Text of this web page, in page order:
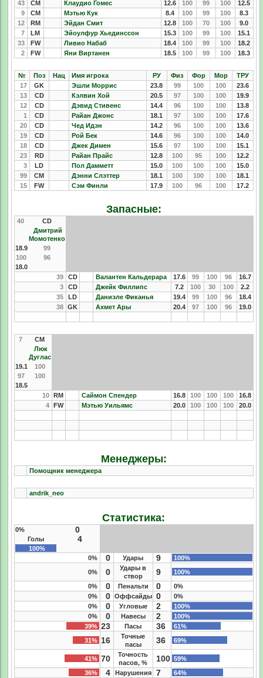
43 CM Клаудио Гомес 12.6 100 99 100
12.5
9
CM Мэтью Кук 8.4 100 99 100
8.3
12
RM Эйдан Смит 12.8 100 70 100
9.0
7
LM Эйоулфур Хьединссон 15.3 100 99 100
15.1
33
FW Ливио Набаб 18.4 100 99 100
18.2
2
FW Яни Виртанен 18.5 100 99 100 18.3
№ Поз Нац Имя игрока РУ Физ Фор Мор
ТРУ
17
GK Эшли Моррис 23.8 99 100 100
23.6
13
CD Кэлвин Хой 20.5 97 100 100
19.9
12
CD Дэвид Стивенс 14.4 96 100 100
13.8
1
CD Райан Джонс 18.1 97 100 100
17.6
20
CD Чед Идэн 14.2 96 100 100
13.6
19
CD Рой Бек 14.6 96 100 100
14.0
18
CD Джек Димен 15.6 97 100 100
15.1
23
RD Райан Прайс 12.8 100 95 100
12.2
3
LD Пол Дамметт 15.0 100 100 100
15.0
99
CM Дэнни Слэттер 18.1 100 100 100
18.1
15
FW Сэм Финли 17.9 100 96 100 17.2
Запасные:
40
CD
Дмитрий
Момотенко
18.9
99
100
96
18.0
39
CD Валантен Кальдерара 17.6 99 100 96
16.7
3
CD Джейк Филлипс 7.2 100 30 100
2.2
35
LD Даниэле Фиканья 19.4 99 100 96
18.4
38
GK Ахмет Ары 20.4 97 100 96 19.0
7
CM
Люк
Дуглас
19.1
100
97
100
18.5
10
RM Саймон Спендер 16.8 100 100 100
16.8
4
FW Мэтью Уильямс 20.0 100 100 100 20.0
Менеджеры:
Помощник менеджера
andrik_neo
Статистика:
0% 0
Голы 4
100%
0%
0 Удары 9
100%
0%
0
Удары в
створ
9
100%
0%
0 Пенальти 0
0%
0%
0 Оффсайды 0
0%
0%
0 Угловые 2
100%
0%
0 Навесы 2
100%
39% 23 Пасы 36
61%
31% 16
Точные
пасы
36 69%
41% 70
Точность
пасов, %
100 59%
36%
4 Нарушения 7
64%